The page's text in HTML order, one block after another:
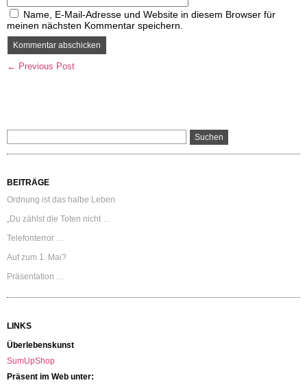
Name, E-Mail-Adresse und Website in diesem Browser für
meinen nächsten Kommentar speichern.
← Previous Post
BEITRÄGE
Ordnung ist das halbe Leben
„Du zählst die Toten nicht …
Telefonterror …
Auf zum 1. Mai?
Präsentation …
LINKS
Überlebenskunst
SumUpShop
Präsent im Web unter: